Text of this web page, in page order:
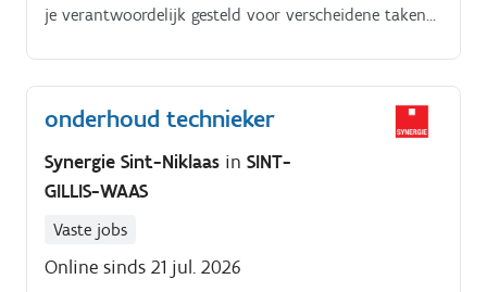
je verantwoordelijk gesteld voor verscheidene taken
onderhoud technieker
Synergie Sint-Niklaas in SINT-
GILLIS-WAAS
Vaste jobs
Online sinds 21 jul. 2026